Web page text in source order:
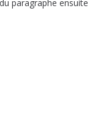
du paragraphe ensuite